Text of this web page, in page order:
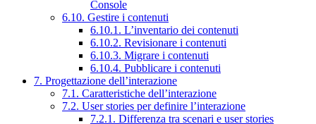
Console
6.10. Gestire i contenuti
6.10.1. L’inventario dei contenuti
6.10.2. Revisionare i contenuti
6.10.3. Migrare i contenuti
6.10.4. Pubblicare i contenuti
7. Progettazione dell’interazione
7.1. Caratteristiche dell’interazione
7.2. User stories per definire l’interazione
7.2.1. Differenza tra scenari e user stories